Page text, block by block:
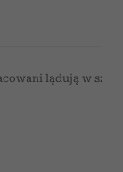
lądują w